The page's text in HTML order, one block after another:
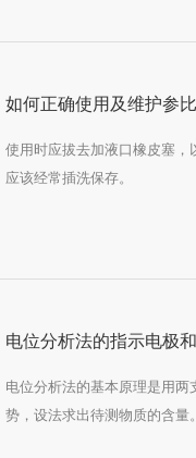
如何正确使用及维护参
使用时应拔去加液口橡皮塞
应该经常插洗保存。
电位分析法的指示电极
电位分析法的基本原理是用
势，设法求出待测物质的含量。